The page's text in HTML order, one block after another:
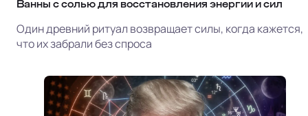
Ванны с солью для восстановления энергии и сил
Один древний ритуал возвращает силы, когда кажется,
что их забрали без спроса